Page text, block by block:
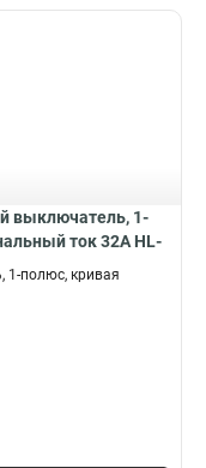
выключатель, 1-
ток 32А HL-
1-полюс, кривая